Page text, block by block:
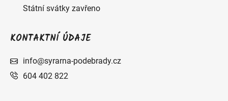
Státní svátky zavřeno
KONTAKTNÍ ÚDAJE
info@syrarna-podebrady.cz
604 402 822